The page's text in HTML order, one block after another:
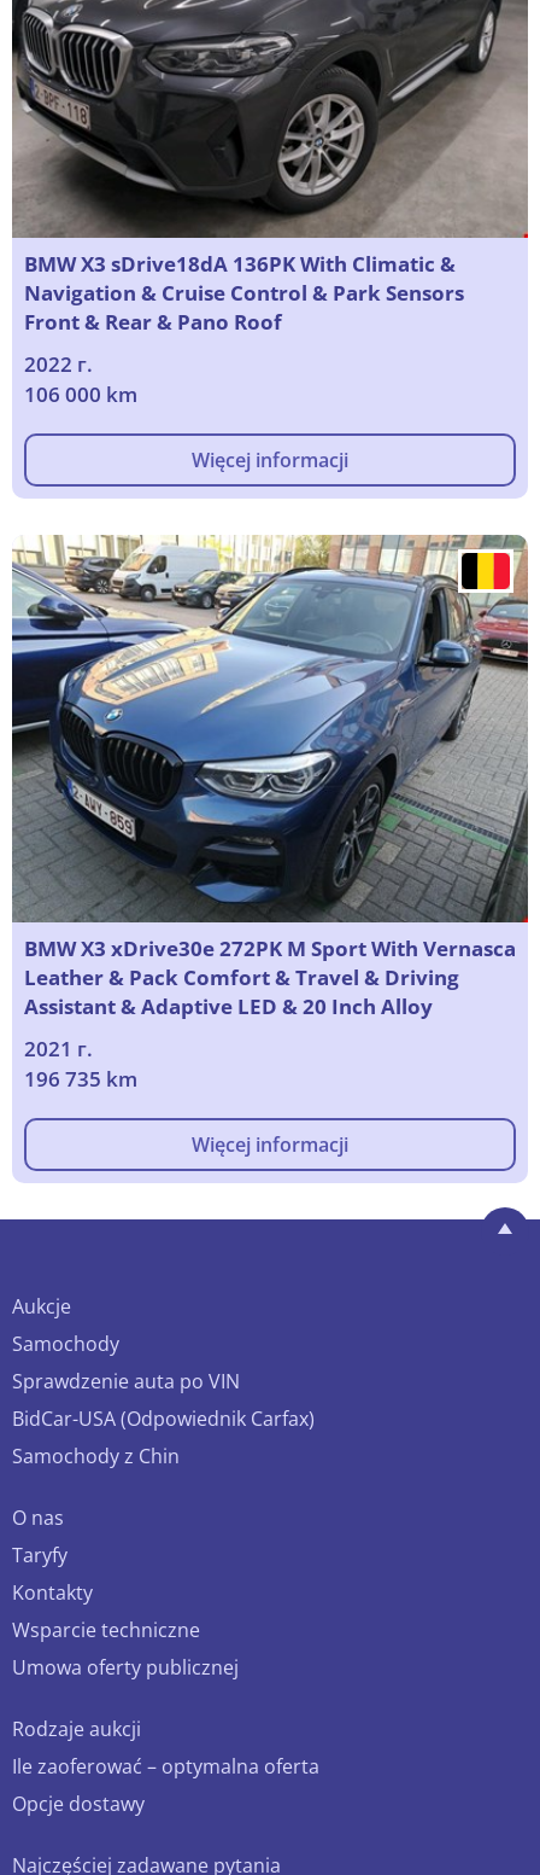
BMW X3 sDrive18dA 136PK With Climatic &
Navigation & Cruise Control & Park Sensors
Front & Rear & Pano Roof
2022 г.
106 000 km
Więcej informacji
BMW X3 xDrive30e 272PK M Sport With Vernasca
Leather & Pack Comfort & Travel & Driving
Assistant & Adaptive LED & 20 Inch Alloy
2021 г.
196 735 km
Więcej informacji
Aukcje
Samochody
Sprawdzenie auta po VIN
BidCar-USA (Odpowiednik Carfax)
Samochody z Chin
O nas
Taryfy
Kontakty
Wsparcie techniczne
Umowa oferty publicznej
Rodzaje aukcji
Ile zaoferować – optymalna oferta
Opcje dostawy
Najczęściej zadawane pytania